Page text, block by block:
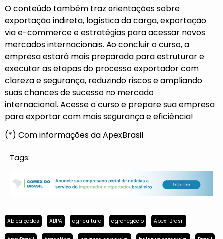
O conteúdo também traz orientações sobre
exportação indireta, logística da carga, exportação
via e-commerce e estratégias para acessar novos
mercados internacionais. Ao concluir o curso, a
empresa estará mais preparada para estruturar e
executar as etapas do processo exportador com
clareza e segurança, reduzindo riscos e ampliando
suas chances de sucesso no mercado
internacional. Acesse o cursoe prepare sua empresa
para exportar com mais segurança e eficiência!
(*) Com informações da ApexBrasil
Tags:
Abicalçados ABPA agricultura agronegócio Apex-Brasil